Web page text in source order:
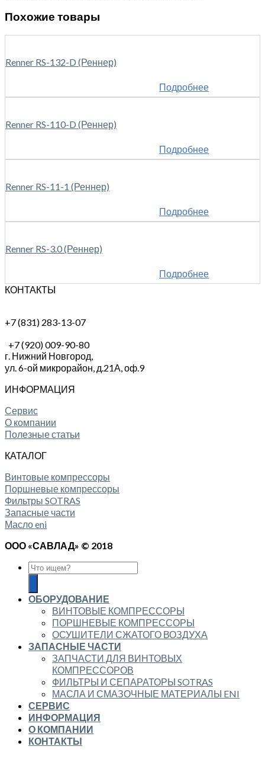
Похожие товары
Renner RS-132-D (Реннер)
Подробнее
Renner RS-110-D (Реннер)
Подробнее
Renner RS-11-1 (Реннер)
Подробнее
Renner RS-3.0 (Реннер)
Подробнее
КОНТАКТЫ
+7 (831) 283-13-07
+7 (920) 009-90-80
г. Нижний Новгород,
ул. 6-ой микрорайон, д.21А, оф.9
ИНФОРМАЦИЯ
Сервис
О компании
Полезные статьи
КАТАЛОГ
Винтовые компрессоры
Поршневые компрессоры
Фильтры SOTRAS
Запасные части
Масло eni
ООО «САВЛАД» © 2018
ОБОРУДОВАНИЕ
ВИНТОВЫЕ КОМПРЕССОРЫ
ПОРШНЕВЫЕ КОМПРЕССОРЫ
ОСУШИТЕЛИ СЖАТОГО ВОЗДУХА
ЗАПАСНЫЕ ЧАСТИ
ЗАПЧАСТИ ДЛЯ ВИНТОВЫХ
КОМПРЕССОРОВ
ФИЛЬТРЫ И СЕПАРАТОРЫ SOTRAS
МАСЛА И СМАЗОЧНЫЕ МАТЕРИАЛЫ ENI
СЕРВИС
ИНФОРМАЦИЯ
О КОМПАНИИ
КОНТАКТЫ